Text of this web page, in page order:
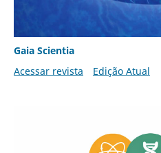
Gaia Scientia
Acessar revista
Edição Atual